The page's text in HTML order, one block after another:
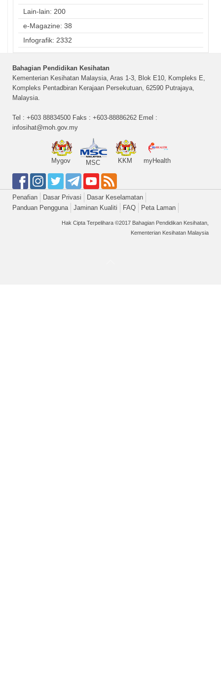
Lain-lain: 200
e-Magazine: 38
Infografik: 2332
Bahagian Pendidikan Kesihatan
Kementerian Kesihatan Malaysia, Aras 1-3, Blok E10, Kompleks E,
Kompleks Pentadbiran Kerajaan Persekutuan, 62590 Putrajaya,
Malaysia.
Tel : +603 88834500 Faks : +603-88886262 Emel :
infosihat@moh.gov.my
Mygov MSC KKM myHealth
Penafian Dasar Privasi
Dasar Keselamatan
Panduan Pengguna
Jaminan Kualiti FAQ Peta Laman
Hak Cipta Terpelihara ©2017 Bahagian Pendidikan Kesihatan,
Kementerian Kesihatan Malaysia